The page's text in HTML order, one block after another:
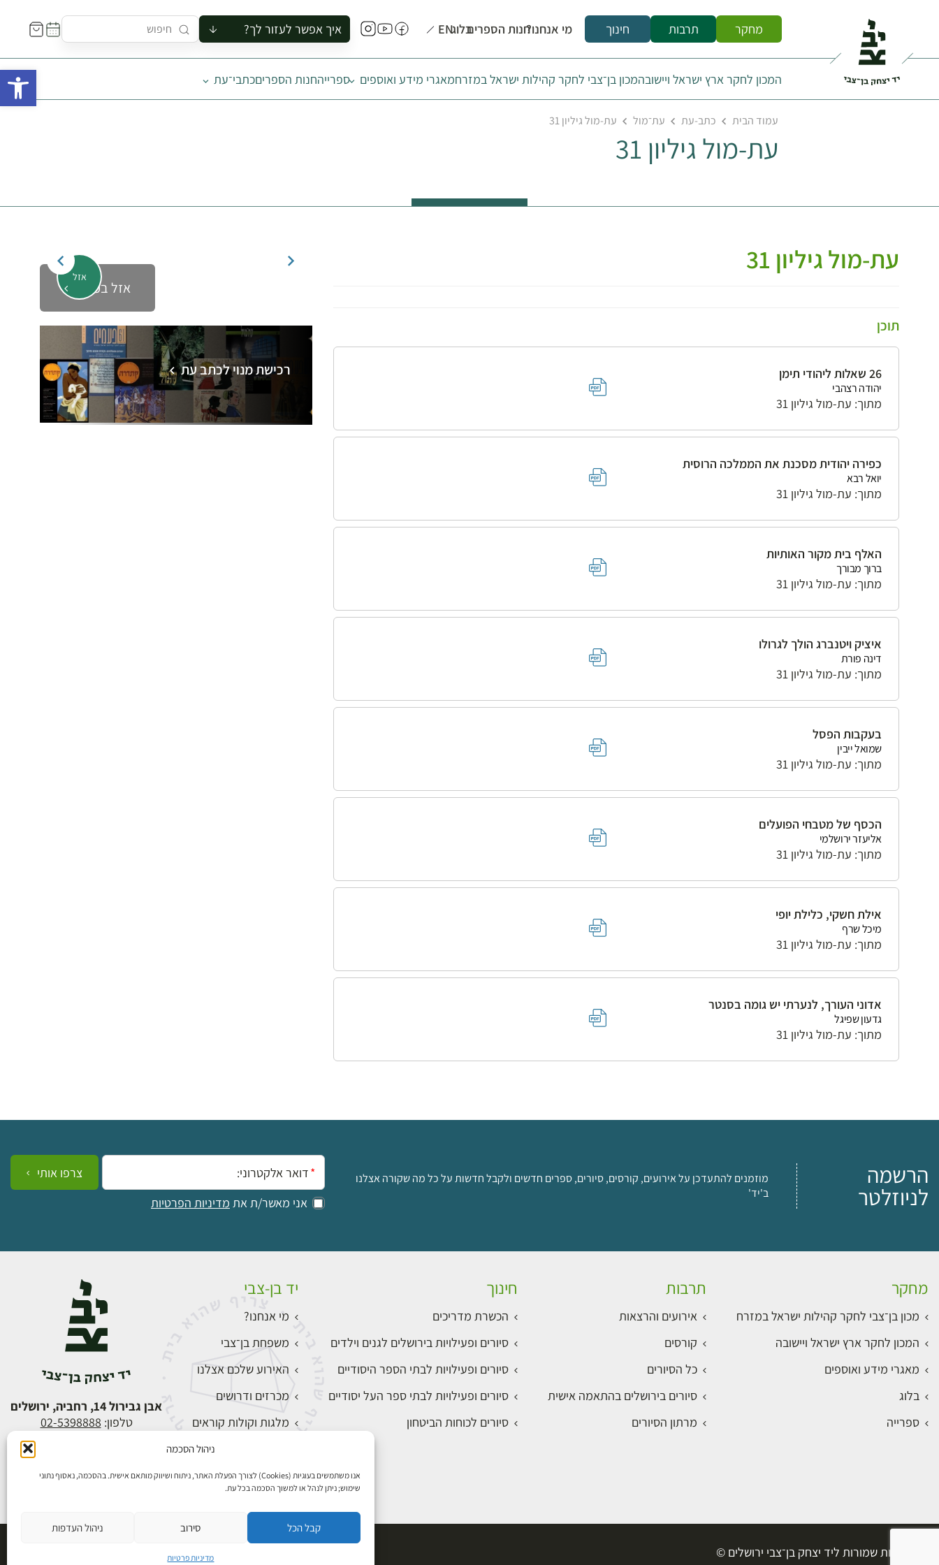
ניהול הסכמה
אנו משתמשים בעוגיות (Cookies) לצורך הפעלת האתר, ניתוח ושיווק מותאם אישית. בהסכמה, נאסוף נתוני
שימוש; ניתן לנהל או למשוך הסכמה בכל עת.
קבל הכל סירוב ניהול העדפות
מדיניות פרטיות
מחקר תרבות חינוך מי אנחנו?חנות הספריםבלוגEN איך אפשר לעזור לך?
להזמין סיור לקבוצה
להירשם לסיור
להירשם לקורס
המכון לחקר ארץ ישראל ויישובהמכון בן־צבי לחקר קהילות ישראל במזרחמאגרי מידע ואוספים ספרייהחנות הספריםכתבי־עת
עמוד הבית כתב-עת עת־מול עת-מול גיליון 31
עת-מול גיליון 31
עת-מול גיליון 31
תוכן
26 שאלות ליהודי תימן
יהודה רצהבי
מתוך: עת-מול גיליון 31
כפירה יהודית מסכנת את הממלכה הרוסית
יואל רבא
מתוך: עת-מול גיליון 31
האלף בית מקור האותיות
ברוך מבורך
מתוך: עת-מול גיליון 31
איציק ויטנברג הולך לגרולו
דינה פורת
מתוך: עת-מול גיליון 31
בעקבות הפסל
שמואל ייבין
מתוך: עת-מול גיליון 31
הכסף של מטבחי הפועלים
אליעזר ירושלמי
מתוך: עת-מול גיליון 31
אילת חשקי, כלילת יופי
מיכל שרף
מתוך: עת-מול גיליון 31
אדוני העורך, לנערתי יש גומה בסנטר
גדעון שפיגל
מתוך: עת-מול גיליון 31
אזל
אזל במלאי
רכישת מנוי לכתב עת
הרשמה
לניוזלטר
מוזמנים להתעדכן על אירועים, קורסים, סיורים, ספרים חדשים ולקבל חדשות על כל מה שקורה אצלנו
ב'יד'
אימייל:
אני מאשר/ת את מדיניות הפרטיות
צרפו אותי
מחקר
מכון בן־צבי לחקר קהילות ישראל במזרח
המכון לחקר ארץ ישראל ויישובה
מאגרי מידע ואוספים
בלוג
ספרייה
תרבות
אירועים והרצאות
קורסים
כל הסיורים
סיורים בירושלים בהתאמה אישית
מרתון הסיורים
חינוך
הכשרת מדריכים
סיורים ופעילויות בירושלים לגנים וילדים
סיורים ופעילויות לבתי הספר היסודיים
סיורים ופעילויות לבתי ספר העל יסודיים
סיורים לכוחות הביטחון
יד בן-צבי
מי אנחנו?
משפחת בן־צבי
האירוע שלכם אצלנו
מכרזים ודרושים
מלגות וקולות קוראים
התחברות
אבן גבירול 14, רחביה, ירושלים
טלפון: 02-5398888
כל הזכויות שמורות ליד יצחק בן־צבי ירושלים ©